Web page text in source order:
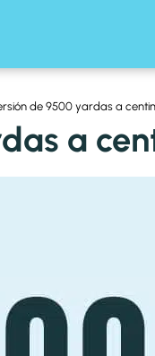
de 9500 yardas a
a